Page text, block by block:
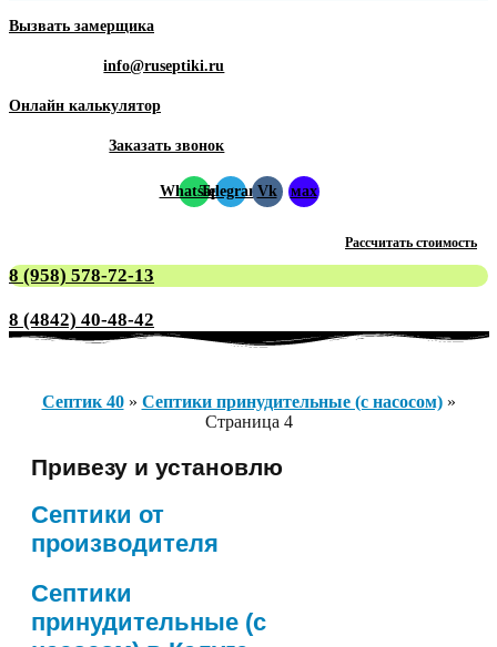
Вызвать замерщика
info@ruseptiki.ru
Онлайн калькулятор
Заказать звонок
WhatsappTelegramVk мах
Рассчитать стоимость
8 (958) 578-72-13
8 (4842) 40-48-42
Септик 40» Септики принудительные (с насосом)»
Страница 4
Привезу и установлю
Септики от
производителя
Септики
принудительные (с